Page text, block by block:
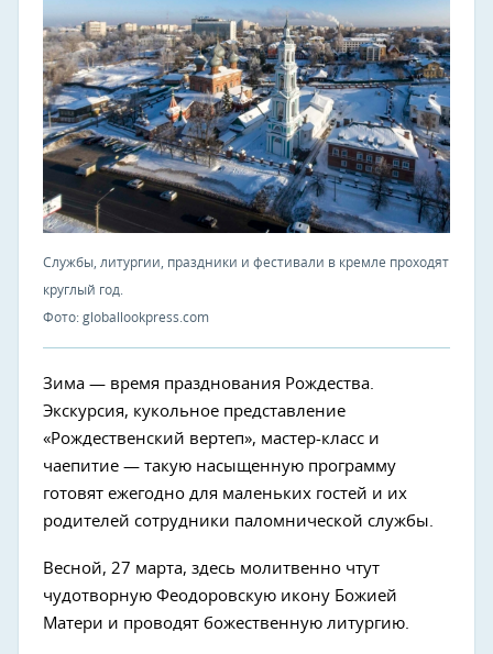
Службы, литургии, праздники и фестивали в кремле проходят
круглый год.
Фото: globallookpress.com
Зима — время празднования Рождества.
Экскурсия, кукольное представление
«Рождественский вертеп», мастер-класс и
чаепитие — такую насыщенную программу
готовят ежегодно для маленьких гостей и их
родителей сотрудники паломнической службы.
Весной, 27 марта, здесь молитвенно чтут
чудотворную Феодоровскую икону Божией
Матери и проводят божественную литургию.